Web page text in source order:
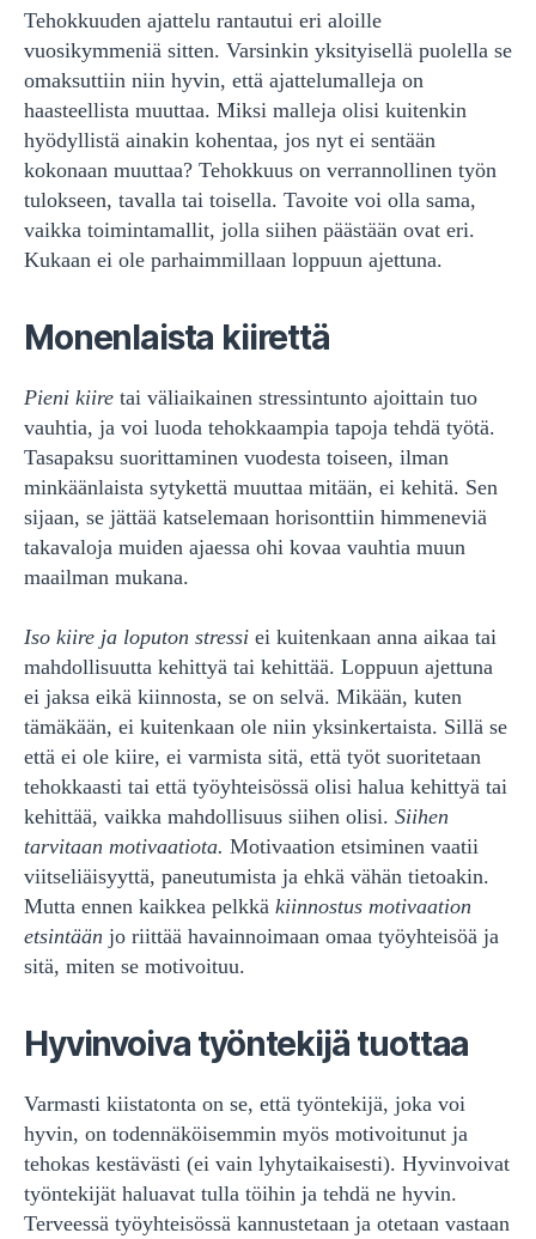
Tehokkuuden ajattelu rantautui eri aloille
vuosikymmeniä sitten. Varsinkin yksityisellä puolella se
omaksuttiin niin hyvin, että ajattelumalleja on
haasteellista muuttaa. Miksi malleja olisi kuitenkin
hyödyllistä ainakin kohentaa, jos nyt ei sentään
kokonaan muuttaa? Tehokkuus on verrannollinen työn
tulokseen, tavalla tai toisella. Tavoite voi olla sama,
vaikka toimintamallit, jolla siihen päästään ovat eri.
Kukaan ei ole parhaimmillaan loppuun ajettuna.
Monenlaista kiirettä
Pieni kiire tai väliaikainen stressintunto ajoittain tuo
vauhtia, ja voi luoda tehokkaampia tapoja tehdä työtä.
Tasapaksu suorittaminen vuodesta toiseen, ilman
minkäänlaista sytykettä muuttaa mitään, ei kehitä. Sen
sijaan, se jättää katselemaan horisonttiin himmeneviä
takavaloja muiden ajaessa ohi kovaa vauhtia muun
maailman mukana.
Iso kiire ja loputon stressi ei kuitenkaan anna aikaa tai
mahdollisuutta kehittyä tai kehittää. Loppuun ajettuna
ei jaksa eikä kiinnosta, se on selvä. Mikään, kuten
tämäkään, ei kuitenkaan ole niin yksinkertaista. Sillä se
että ei ole kiire, ei varmista sitä, että työt suoritetaan
tehokkaasti tai että työyhteisössä olisi halua kehittyä tai
kehittää, vaikka mahdollisuus siihen olisi. Siihen
tarvitaan motivaatiota. Motivaation etsiminen vaatii
viitseliäisyyttä, paneutumista ja ehkä vähän tietoakin.
Mutta ennen kaikkea pelkkä kiinnostus motivaation
etsintään jo riittää havainnoimaan omaa työyhteisöä ja
sitä, miten se motivoituu.
Hyvinvoiva työntekijä tuottaa
Varmasti kiistatonta on se, että työntekijä, joka voi
hyvin, on todennäköisemmin myös motivoitunut ja
tehokas kestävästi (ei vain lyhytaikaisesti). Hyvinvoivat
työntekijät haluavat tulla töihin ja tehdä ne hyvin.
Terveessä työyhteisössä kannustetaan ja otetaan vastaan